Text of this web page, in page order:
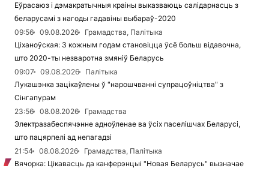
Еўрасаюз і дэмакратычныя краіны выказваюць салідарнасць з
беларусамі з нагоды гадавіны выбараў-2020
09:56
09.08.2026
Грамадства, Палітыка
Ціханоўская: З кожным годам становіцца ўсё больш відавочна,
што 2020-ты незваротна змяніў Беларусь
09:07
09.08.2026
Палітыка
Лукашэнка зацікаўлены ў "нарошчванні супрацоўніцтва" з
Сінгапурам
23:56
08.08.2026
Грамадства
Электразабеспячэнне адноўленае ва ўсіх паселішчах Беларусі,
што пацярпелі ад непагадзі
21:54
08.08.2026
Грамадства, Палітыка
Вячорка: Цікавасць да канферэнцыі "Новая Беларусь" вызначае